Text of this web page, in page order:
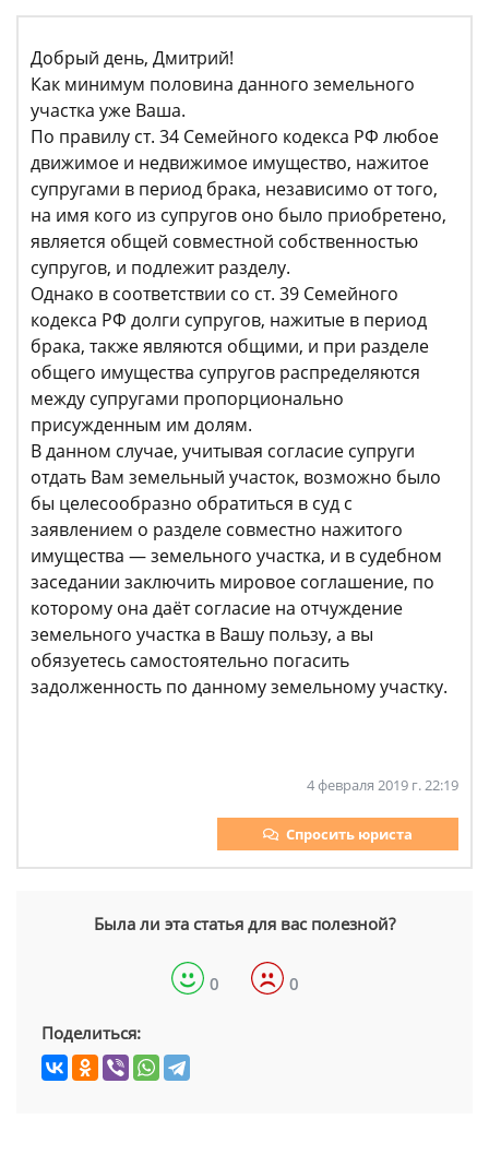
Добрый день, Дмитрий!
Как минимум половина данного земельного
участка уже Ваша.
По правилу ст. 34 Семейного кодекса РФ любое
движимое и недвижимое имущество, нажитое
супругами в период брака, независимо от того,
на имя кого из супругов оно было приобретено,
является общей совместной собственностью
супругов, и подлежит разделу.
Однако в соответствии со ст. 39 Семейного
кодекса РФ долги супругов, нажитые в период
брака, также являются общими, и при разделе
общего имущества супругов распределяются
между супругами пропорционально
присужденным им долям.
В данном случае, учитывая согласие супруги
отдать Вам земельный участок, возможно было
бы целесообразно обратиться в суд с
заявлением о разделе совместно нажитого
имущества — земельного участка, и в судебном
заседании заключить мировое соглашение, по
которому она даёт согласие на отчуждение
земельного участка в Вашу пользу, а вы
обязуетесь самостоятельно погасить
задолженность по данному земельному участку.
4 февраля 2019 г. 22:19
Спросить юриста
Была ли эта статья для вас полезной?
0 0
Поделиться: